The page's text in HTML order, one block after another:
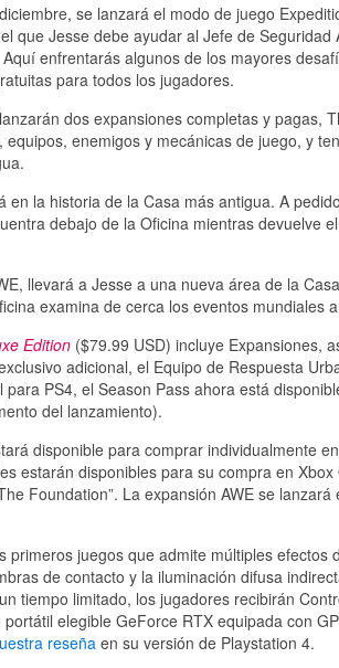
se lanzará el modo de juego
que Jesse debe ayudar al Jefe de
enfrentarás algunos de los mayores
para todos los jugadores.
dos expansiones completas y pagas,
equipos, enemigos y mecánicas de juego, y
en la historia de la Casa más antigua. A
debajo de la Oficina mientras devuelve
llevará a Jesse a una nueva área de la
examina de cerca los eventos mundiales
Edition ($79.99 USD) incluye Expansiones,
adicional, el Equipo de Respuesta
PS4, el Season Pass ahora está
del lanzamiento).
disponible para comprar individualmente
estarán disponibles para su compra en
Foundation”. La expansión AWE se
primeros juegos que admite múltiples efectos
de contacto y la iluminación difusa
tiempo limitado, los jugadores recibirán
elegible GeForce RTX equipada con
reseña en su versión de Playstation 4.